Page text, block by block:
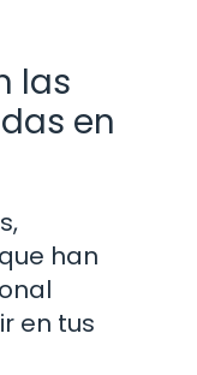
las
en
han
en tus